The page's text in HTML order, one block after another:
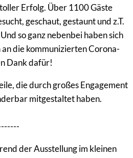
Erfolg. Über 1100 Gäste
geschaut, gestaunt und z.T.
so ganz nebenbei haben sich
die kommunizierten Corona-
Dank dafür!
die durch großes Engagement
mitgestaltet haben.
der Ausstellung im kleinen